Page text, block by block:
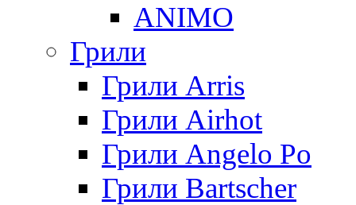
ANIMO
Грили
Грили Arris
Грили Airhot
Грили Angelo Po
Грили Bartscher